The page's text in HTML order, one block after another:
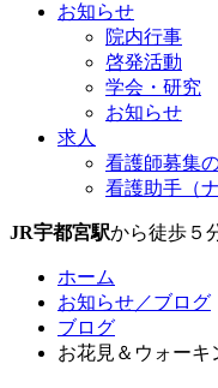
お知らせ
院内行事
啓発活動
学会・研究
お知らせ
求人
看護師募集
看護助手（
JR宇都宮駅から徒歩５
ホーム
お知らせ／ブログ
ブログ
お花見＆ウォーキ